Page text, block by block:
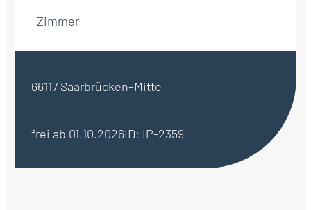
Zimmer
66117 Saarbrücken–Mitte
frei ab 01.10.2026ID: IP-2359